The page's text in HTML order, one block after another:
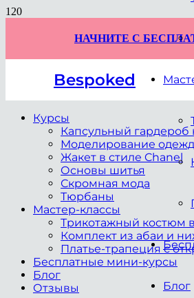
НАЧНИТЕ С
Bespoked
Блог
Курсы
Капсульный гардероб
Моделирование
Жакет в стиле Chanel
Основы шитья
Скромная мода
Тюрбаны
Мастер-классы
Трикотажный костюм
Комплект из абаи и
Платье-трапеция с
Бесплатные мини-курсы
Блог
Отзывы